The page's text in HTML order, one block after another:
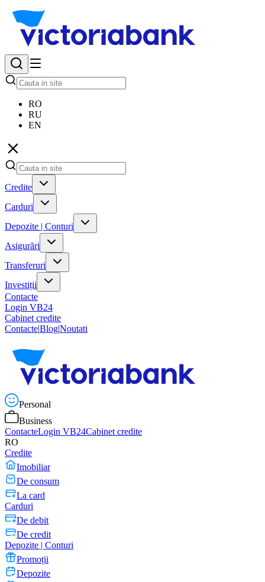
RO
RU
EN
Credite
Carduri
Depozite | Conturi
Asigurări
Transferuri
Investiții
Contacte
Login VB24
Cabinet credite
Contacte|Blog|Noutati
Personal
Business
ContacteLogin VB24Cabinet credite
RO
Credite
Imobiliar
De consum
La card
Carduri
De debit
De credit
Depozite | Conturi
Promoții
Depozite